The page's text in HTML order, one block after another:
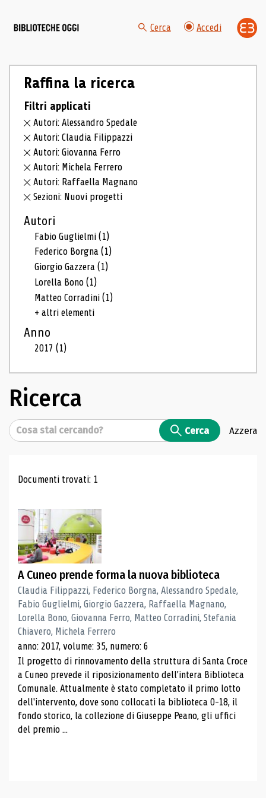
Cerca Accedi
Raffina la ricerca
Filtri applicati
Autori: Alessandro Spedale
Autori: Claudia Filippazzi
Autori: Giovanna Ferro
Autori: Michela Ferrero
Autori: Raffaella Magnano
Sezioni: Nuovi progetti
Autori
Fabio Guglielmi(1)
Federico Borgna(1)
Giorgio Gazzera(1)
Lorella Bono(1)
Matteo Corradini(1)
+ altri elementi
Anno
2017(1)
Ricerca
Cerca Cerca Azzera
Risultati di ricerca
Documenti trovati: 1
A Cuneo prende forma la nuova biblioteca
Claudia Filippazzi, Federico Borgna, Alessandro Spedale,
Fabio Guglielmi, Giorgio Gazzera, Raffaella Magnano,
Lorella Bono, Giovanna Ferro, Matteo Corradini, Stefania
Chiavero, Michela Ferrero
anno: 2017, volume: 35, numero: 6
Il progetto di rinnovamento della struttura di Santa Croce
a Cuneo prevede il riposizionamento dell'intera Biblioteca
Comunale. Attualmente è stato completato il primo lotto
dell'intervento, dove sono collocati la biblioteca 0-18, il
fondo storico, la collezione di Giuseppe Peano, gli uffici
del premio ...